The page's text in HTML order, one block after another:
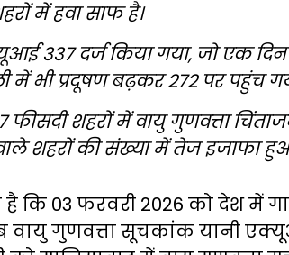
में हवा साफ है।
337 दर्ज किया गया, जो एक
में भी प्रदूषण बढ़कर 272 पर पहुंच
शहरों में वायु गुणवत्ता
वाले शहरों की संख्या में तेज इजाफा
कि 03 फरवरी 2026 को देश में
वायु गुणवत्ता सूचकांक यानी